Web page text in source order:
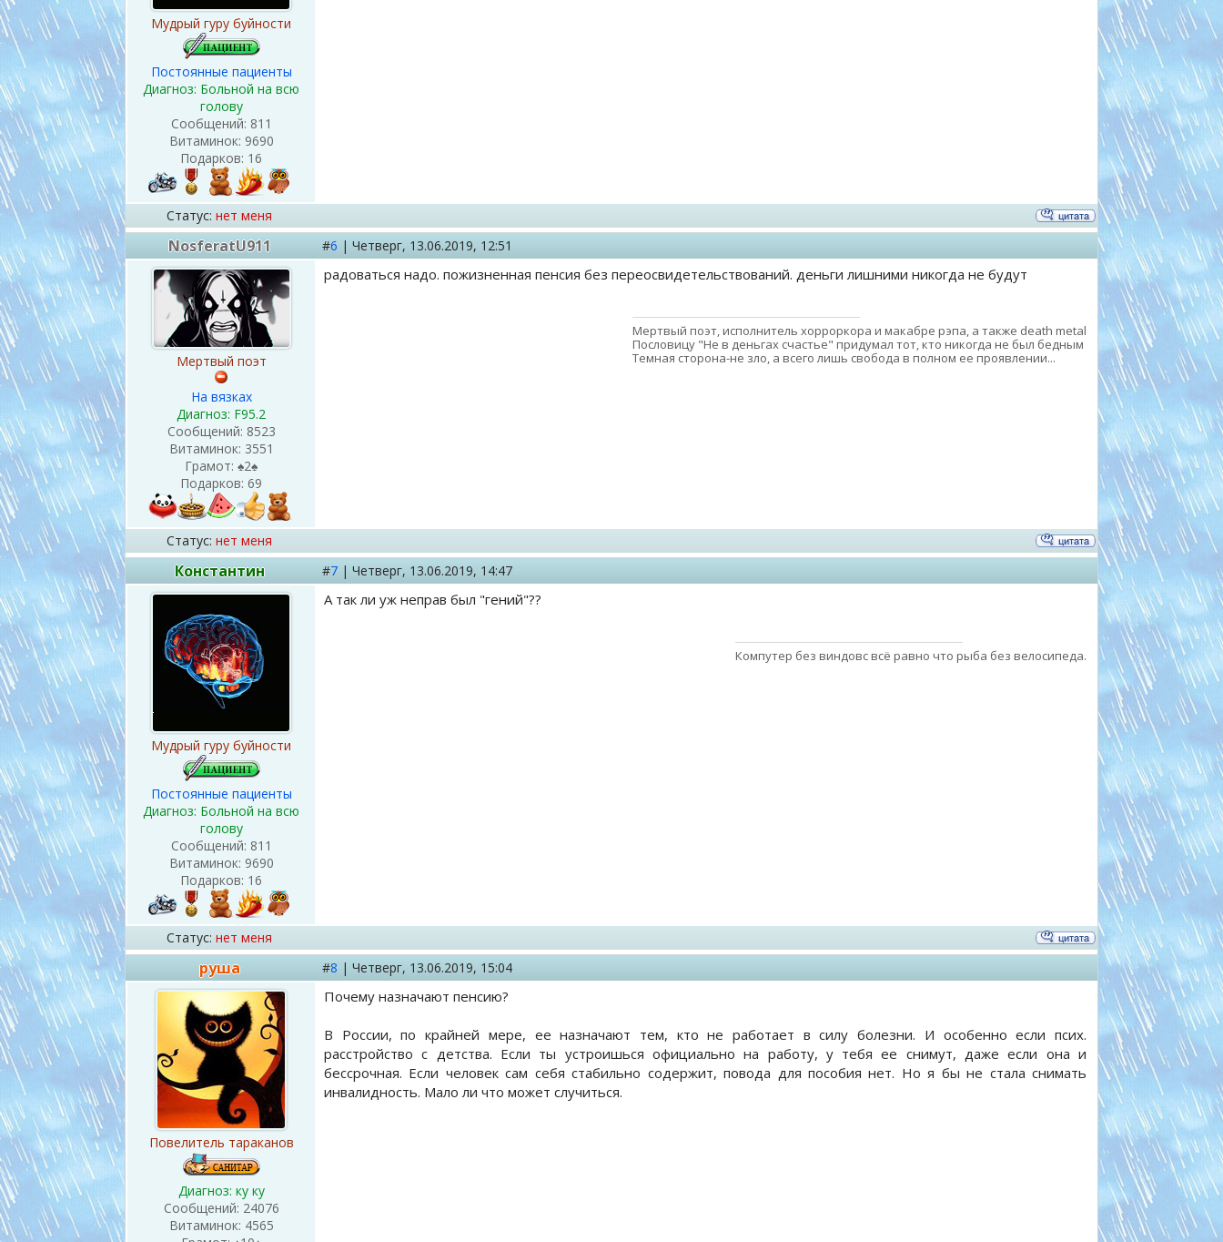
Мудрый гуру буйности
Постоянные пациенты
Диагноз: Больной на всю
голову
Сообщений: 811
Витаминок: 9690
Подарков: 16
Статус: нет меня
NosferatU911 #6 | Четверг, 13.06.2019, 12:51
Мертвый поэт
На вязках
Диагноз: F95.2
Сообщений: 8523
Витаминок: 3551
Грамот: ♠2♠
Подарков: 69
радоваться надо. пожизненная пенсия без переосвидетельствований. деньги лишними никогда не будут
Мертвый поэт, исполнитель хорроркора и макабре рэпа, а также death metal
Пословицу "Не в деньгах счастье" придумал тот, кто никогда не был бедным
Темная сторона-не зло, а всего лишь свобода в полном ее проявлении...
Статус: нет меня
Константин #7 | Четверг, 13.06.2019, 14:47
Мудрый гуру буйности
Постоянные пациенты
Диагноз: Больной на всю
голову
Сообщений: 811
Витаминок: 9690
Подарков: 16
А так ли уж неправ был "гений"??
Компутер без виндовс всё равно что рыба без велосипеда.
Статус: нет меня
руша #8 | Четверг, 13.06.2019, 15:04
Повелитель тараканов
Диагноз: ку ку
Сообщений: 24076
Витаминок: 4565
Почему назначают пенсию?
В России, по крайней мере, ее назначают тем, кто не работает в силу болезни. И особенно если псих.
расстройство с детства. Если ты устроишься официально на работу, у тебя ее снимут, даже если она и
бессрочная. Если человек сам себя стабильно содержит, повода для пособия нет. Но я бы не стала снимать
инвалидность. Мало ли что может случиться.